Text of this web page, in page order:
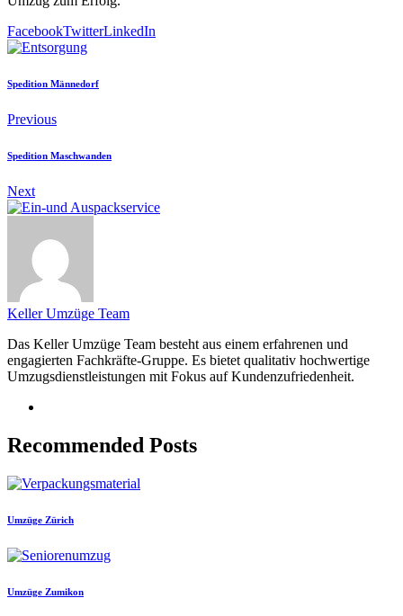
FacebookTwitterLinkedIn
Spedition Männedorf
Previous
Spedition Maschwanden
Next
Keller Umzüge Team
Das Keller Umzüge Team besteht aus einem erfahrenen und
engagierten Fachkräfte-Gruppe. Es bietet qualitativ hochwertige
Umzugsdienstleistungen mit Fokus auf Kundenzufriedenheit.
Recommended Posts
Umzüge Zürich
Umzüge Zumikon